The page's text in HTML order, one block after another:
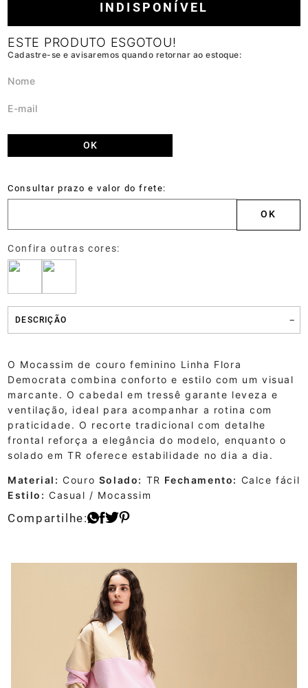
INDISPONÍVEL
DESCRIÇÃO
O Mocassim de couro feminino Linha Flora
Democrata combina conforto e estilo com um visual
marcante. O cabedal em tressê garante leveza e
ventilação, ideal para acompanhar a rotina com
praticidade. O recorte tradicional com detalhe
frontal reforça a elegância do modelo, enquanto o
solado em TR oferece estabilidade no dia a dia.
Material: Couro Solado: TR Fechamento: Calce fácil
Estilo: Casual / Mocassim